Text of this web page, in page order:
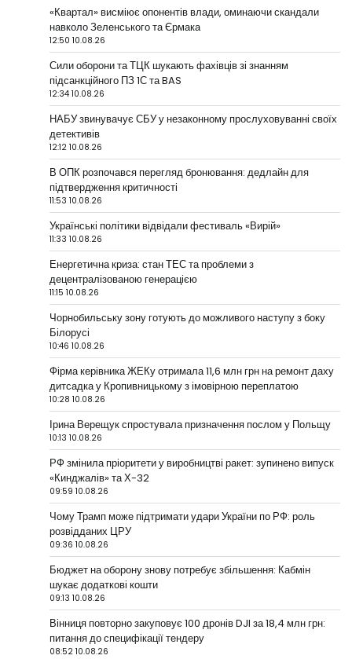
«Квартал» висміює опонентів влади, оминаючи скандали
навколо Зеленського та Єрмака
12:50 10.08.26
Сили оборони та ТЦК шукають фахівців зі знанням
підсанкційного ПЗ 1С та BAS
12:34 10.08.26
НАБУ звинувачує СБУ у незаконному прослуховуванні своїх
детективів
12:12 10.08.26
В ОПК розпочався перегляд бронювання: дедлайн для
підтвердження критичності
11:53 10.08.26
Українські політики відвідали фестиваль «Вирій»
11:33 10.08.26
Енергетична криза: стан ТЕС та проблеми з
децентралізованою генерацією
11:15 10.08.26
Чорнобильську зону готують до можливого наступу з боку
Білорусі
10:46 10.08.26
Фірма керівника ЖЕКу отримала 11,6 млн грн на ремонт даху
дитсадка у Кропивницькому з імовірною переплатою
10:28 10.08.26
Ірина Верещук спростувала призначення послом у Польщу
10:13 10.08.26
РФ змінила пріоритети у виробництві ракет: зупинено випуск
«Кинджалів» та Х-32
09:59 10.08.26
Чому Трамп може підтримати удари України по РФ: роль
розвідданих ЦРУ
09:36 10.08.26
Бюджет на оборону знову потребує збільшення: Кабмін
шукає додаткові кошти
09:13 10.08.26
Вінниця повторно закуповує 100 дронів DJI за 18,4 млн грн:
питання до специфікації тендеру
08:52 10.08.26